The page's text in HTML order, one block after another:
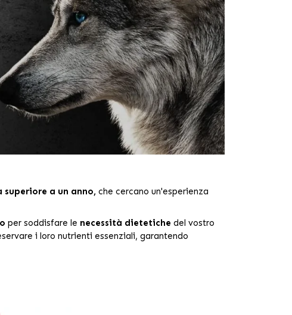
a un anno, che cercano un'esperienza
per soddisfare le necessità dietetiche del vostro
i loro nutrienti essenziali, garantendo